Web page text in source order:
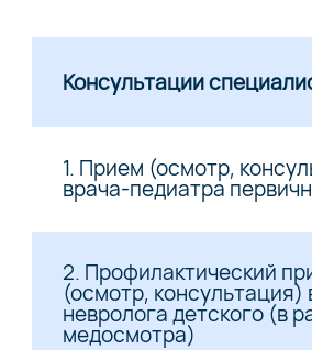
Консультации
1. Прием (осмотр,
врача-педиатра
2. Профилактический
(осмотр, консультация)
невролога детского (в
медосмотра)